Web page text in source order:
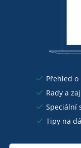
Přehled o
Rady a
Speciální
Tipy na